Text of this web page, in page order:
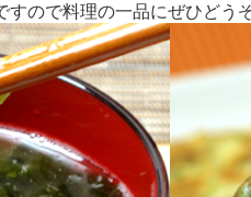
すので料理の一品にぜひどう